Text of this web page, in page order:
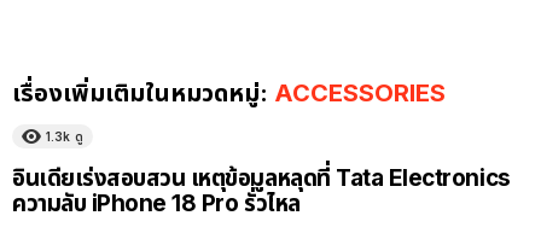
เรื่องเพิ่มเติมในหมวดหมู่: ACCESSORIES
1.3k ดู
อินเดียเร่งสอบสวน เหตุข้อมูลหลุดที่ Tata Electronics
ความลับ iPhone 18 Pro รั่วไหล